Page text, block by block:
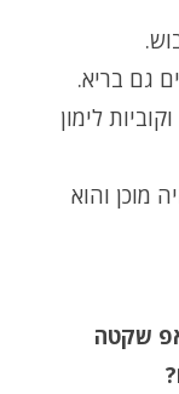
גם בריא.
לימון
מוכן והוא
שקטה
?